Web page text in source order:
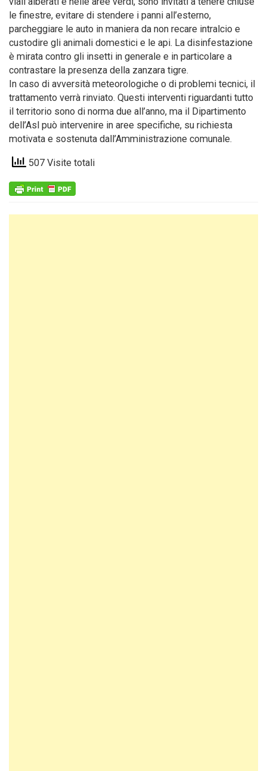
le finestre, evitare di stendere i panni all’esterno,
parcheggiare le auto in maniera da non recare intralcio e
custodire gli animali domestici e le api. La disinfestazione
è mirata contro gli insetti in generale e in particolare a
contrastare la presenza della zanzara tigre.
In caso di avversità meteorologiche o di problemi tecnici, il
trattamento verrà rinviato. Questi interventi riguardanti tutto
il territorio sono di norma due all’anno, ma il Dipartimento
dell’Asl può intervenire in aree specifiche, su richiesta
motivata e sostenuta dall’Amministrazione comunale.
507 Visite totali